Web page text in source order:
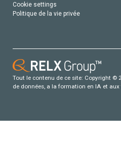
Cookie settings
Politique de la vie privée
Tout le contenu de ce site: Copyright ©
de données, a la formation en IA et